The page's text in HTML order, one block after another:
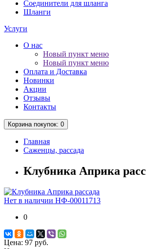
Соединители для шланга
Шланги
Услуги
О нас
Новый пункт меню
Новый пункт меню
Оплата и Доставка
Новинки
Акции
Отзывы
Контакты
Корзина покупок: 0
Главная
Саженцы, рассада
Клубника Априка
Нет в наличии НФ-00011713
0
Цена: 97 руб.